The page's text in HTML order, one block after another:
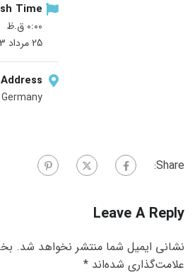
Time
0:00 ق.ظ
25 مرداد 1403
Address
Share:
Leave A Reply
نشانی ایمیل شما منتشر نخواهد شد.
علامت‌گذاری شده‌اند *